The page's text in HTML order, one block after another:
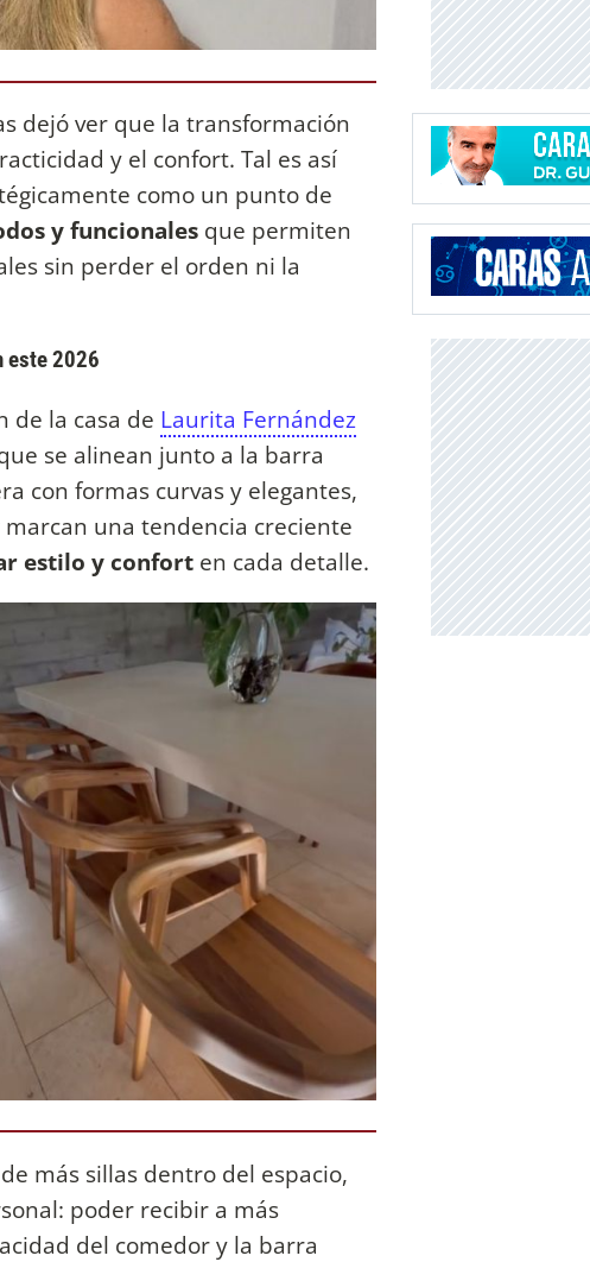
dejó ver que la transformación
y el confort. Tal es así
como un punto de
y funcionales que permiten
sin perder el orden ni la
este 2026
de la casa de Laurita Fernández
se alinean junto a la barra
con formas curvas y elegantes,
una tendencia creciente
estilo y confort en cada detalle.
más sillas dentro del espacio,
poder recibir a más
del comedor y la barra